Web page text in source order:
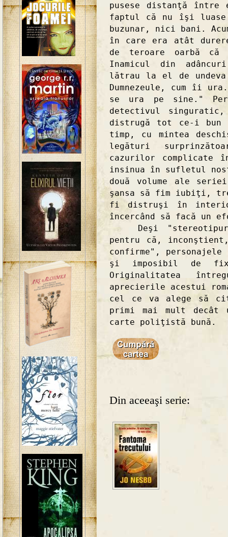
pusese distanţă între
faptul că nu îşi
buzunar, nici bani.
în care era atât
de teroare oarbă
Inamicul din
lătrau la el de
Dumnezeule, cum îi
se ura pe sine."
detectivul
distrugă tot ce-i
timp, cu mintea
legături
cazurilor complicate
insinua în sufletul
două volume ale
şansa să fim iubiţi,
fi distruşi în
încercând să facă un
Deşi
pentru că,
confirme",
şi imposibil de
Originalitatea
aprecierile acestui
cel ce va alege să
primi mai mult
carte poliţistă bună.
Din aceeaşi serie: